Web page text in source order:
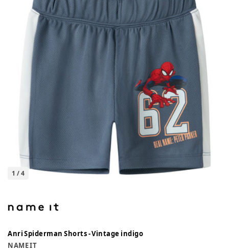
1 /4
Anri Spiderman Shorts - Vintage indigo
NAME IT